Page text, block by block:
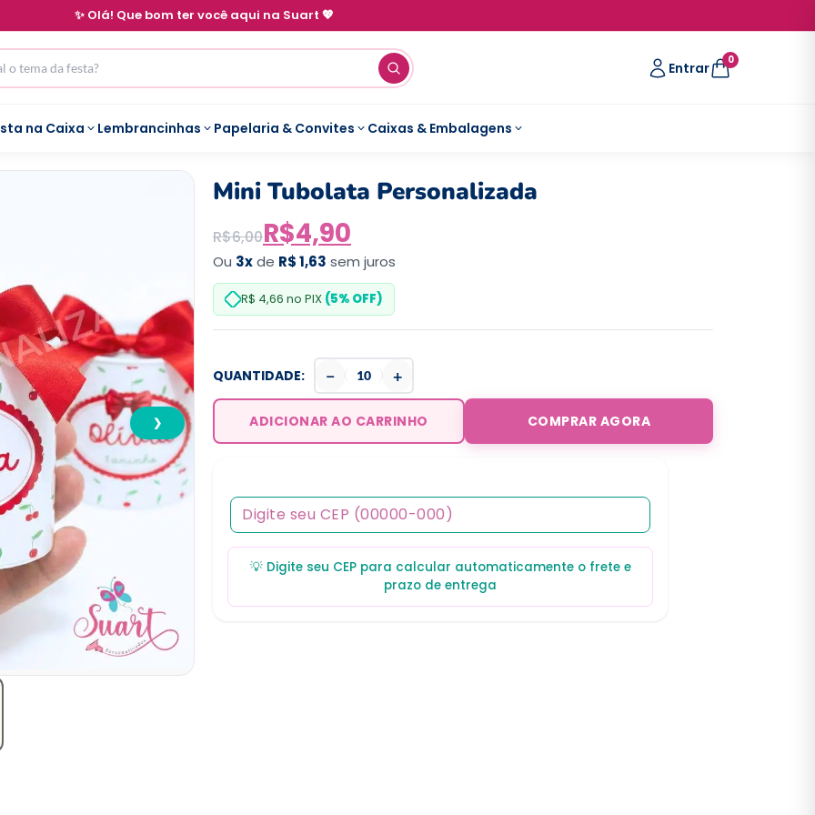
✨ Olá! Que bom ter você aqui na Suart 💖
Entrar 0
na Caixa Lembrancinhas Papelaria & Convites Caixas & Embalagens
❯
Mini Tubolata Personalizada
R$6,00R$4,90
Ou 3xde R$ 1,63 sem juros
R$ 4,66 no PIX (5% OFF)
QUANTIDADE: − +
ADICIONAR AO CARRINHO COMPRAR AGORA
💡 Digite seu CEP para calcular automaticamente o frete e
prazo de entrega